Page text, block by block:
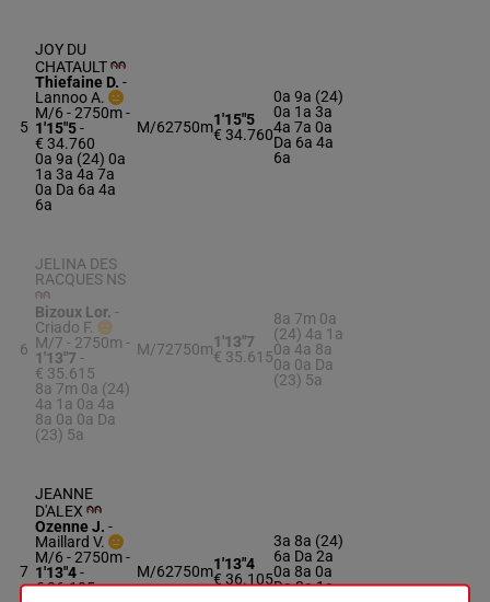
5
JOY DU
CHATAULT
Thiefaine D. -
Lannoo A.
M/6 - 2750m-
1'15"5-
€ 34.760
0a 9a (24) 0a
1a 3a 4a 7a
0a Da 6a 4a
6a
M/62750m1'15"5
€ 34.760
0a 9a (24)
0a 1a 3a
4a 7a 0a
Da 6a 4a
6a
6
JELINA DES
RACQUES NS
Bizoux Lor. -
Criado F.
M/7 - 2750m -
1'13"7 -
€ 35.615
8a 7m 0a (24)
4a 1a 0a 4a
8a 0a 0a Da
(23) 5a
M/72750m1'13"7
€ 35.615
8a 7m 0a
(24) 4a 1a
0a 4a 8a
0a 0a Da
(23) 5a
7
JEANNE
D'ALEX
Ozenne J. -
Maillard V.
M/6 - 2750m-
1'13"4-
€ 36.105
M/62750m1'13"4
€ 36.105
3a 8a (24)
6a Da 2a
0a 8a 0a
Da 3a 1a